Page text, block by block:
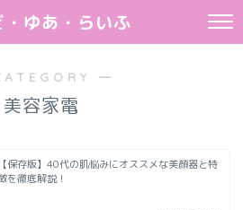
・ゆあ・らいふ
―
美容家電
【保存版】40代の肌悩みにオススメな美顔器と特
を徹底解説！